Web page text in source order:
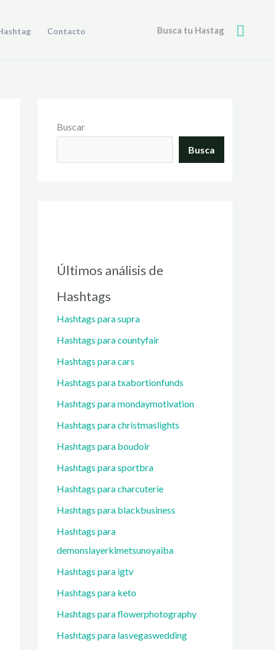
Contacto Busca tu Hastag
Buscar
Busca
Últimos análisis de
Hashtags
Hashtags para supra
Hashtags para countyfair
Hashtags para cars
Hashtags para txabortionfunds
Hashtags para mondaymotivation
Hashtags para christmaslights
Hashtags para boudoir
Hashtags para sportbra
Hashtags para charcuterie
Hashtags para blackbusiness
Hashtags para
demonslayerkimetsunoyaiba
Hashtags para igtv
Hashtags para keto
Hashtags para flowerphotography
Hashtags para lasvegaswedding